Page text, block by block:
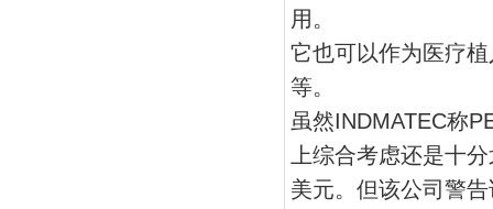
用。
它也可以作为医疗
等。
虽然INDMATEC称
上综合考虑还是十
美元。但该公司警